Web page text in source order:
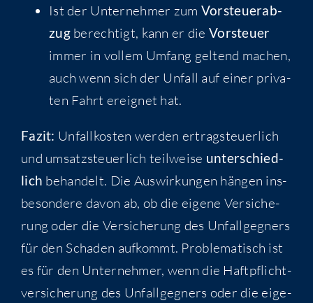
Ist der Unter­neh­mer zum Vor­steu­er­ab­
zugberech­tigt, kann er die Vor­steu­er
immer in vol­lem Umfang gel­tend machen,
auch wenn sich der Unfall auf einer pri­va­
ten Fahrt ereig­net hat.
Fazit: Unfall­kos­ten wer­den ertrag­steu­er­lich
und umsatz­steu­er­lich teil­wei­se unter­schied­
lich behan­delt. Die Aus­wir­kun­gen hän­gen ins­
be­son­de­re davon ab, ob die eige­ne Ver­si­che­
rung oder die Ver­si­che­rung des Unfall­geg­ners
für den Scha­den auf­kommt. Pro­ble­ma­tisch ist
es für den Unter­neh­mer, wenn die Haft­pflicht­
ver­si­che­rung des Unfall­geg­ners oder die eige­